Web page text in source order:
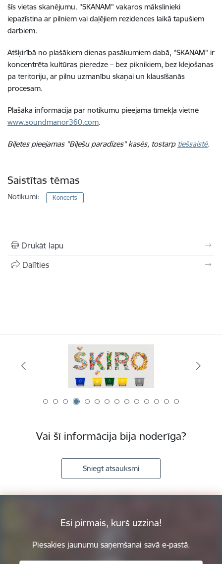
šīs vietas skanējumu. "SKANAM" vakaros mākslinieki
iepazīstina ar pilniem vai daļējiem rezidences laikā tapušiem
darbiem.
Atšķirībā no plašākiem dienas pasākumiem dabā, "SKANAM" ir
koncentrēta kultūras pieredze – bez piknikiem, bez klejošanas
pa teritoriju, ar pilnu uzmanību skaņai un klausīšanās
procesam.
Plašāka informācija par notikumu pieejama tīmekļa vietnē
www.soundmanor360.com.
Biļetes pieejamas "Biļešu paradīzes" kasēs, tostarp tiešsaistē.
Saistītas tēmas
Notikumi: Koncerts
Drukāt lapu
Dalīties
Vai šī informācija bija noderīga?
Sniegt atsauksmi
Esi pirmais, kurš uzzina!
Piesakies jaunumu saņemšanai savā e-pastā.